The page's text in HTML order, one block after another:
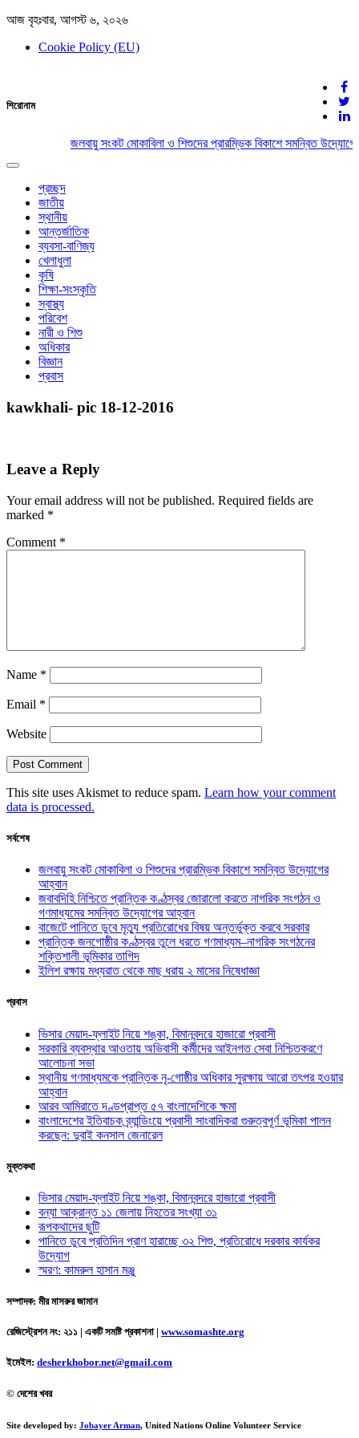
আজ বৃহঃবার, আগস্ট ৬, ২০২৬
Cookie Policy (EU)
দেশের খবর
যুক্ত থাকুন দেশের সঙ্গে
শিরোনাম
জলবায়ু সংকট মোকাবিলা ও শিশুদের প্রারম্ভিক বিকাশে সমন্বিত
Toggle
navigation
প্রচ্ছদ
জাতীয়
স্থানীয়
আন্তর্জাতিক
ব্যবসা-বাণিজ্য
খেলাধুলা
কৃষি
শিক্ষা-সংস্কৃতি
স্বাস্থ্য
পরিবেশ
নারী ও শিশু
অধিকার
বিজ্ঞান
প্রবাস
kawkhali- pic 18-12-2016
Leave a Reply
Your email address will not be published. Required fields are
marked *
Comment *
Name *
Email *
Website
This site uses Akismet to reduce spam. Learn how your comment
data is processed.
সর্বশেষ
জলবায়ু সংকট মোকাবিলা ও শিশুদের প্রারম্ভিক বিকাশে সমন্বিত উদ্যোগের
আহ্বান
জবাবদিহি নিশ্চিতে প্রান্তিক কণ্ঠস্বর জোরালো করতে নাগরিক সংগঠন ও
গণমাধ্যমের সমন্বিত উদ্যোগের আহ্বান
বাজেটে পানিতে ডুবে মৃত্যু প্রতিরোধের বিষয় অন্তর্ভুক্ত করবে সরকার
প্রান্তিক জনগোষ্ঠীর কণ্ঠস্বর তুলে ধরতে গণমাধ্যম–নাগরিক সংগঠনের
শক্তিশালী ভূমিকার তাগিদ
ইলিশ রক্ষায় মধ্যরাত থেকে মাছ ধরায় ২ মাসের নিষেধাজ্ঞা
প্রবাস
ভিসার মেয়াদ-ফ্লাইট নিয়ে শঙ্কা, বিমানবন্দরে হাজারো প্রবাসী
সরকারি ব্যবস্থার আওতায় অভিবাসী কর্মীদের আইনগত সেবা নিশ্চিতকরণে
আলোচনা সভা
স্থানীয় গণমাধ্যমকে প্রান্তিক নৃ-গোষ্ঠীর অধিকার সুরক্ষায় আরো তৎপর হওয়ার
আহ্বান
আরব আমিরাতে দণ্ডপ্রাপ্ত ৫৭ বাংলাদেশিকে ক্ষমা
বাংলাদেশের ইতিবাচক ব্র্যান্ডিংয়ে প্রবাসী সাংবাদিকরা গুরুত্বপূর্ণ ভূমিকা পালন
করছেন: দুবাই কনসাল জেনারেল
মুক্তকথা
ভিসার মেয়াদ-ফ্লাইট নিয়ে শঙ্কা, বিমানবন্দরে হাজারো প্রবাসী
বন্যা আক্রান্ত ১১ জেলায় নিহতের সংখ্যা ৩১
রূপকথাদের ছুটি
পানিতে ডুবে প্রতিদিন প্রাণ হারাচ্ছে ৩২ শিশু, প্রতিরোধে দরকার কার্যকর
উদ্যোগ
স্মরণ: কামরুল হাসান মঞ্জু
সম্পাদক: মীর মাসরুর জামান
রেজিস্ট্রেশন নং: ২১১ | একটি সমষ্টি প্রকাশনা | www.somashte.org
ইমেইল: desherkhobor.net@gmail.com
© দেশের খবর
Site developed by: Jobayer Arman, United Nations Online Volunteer Service